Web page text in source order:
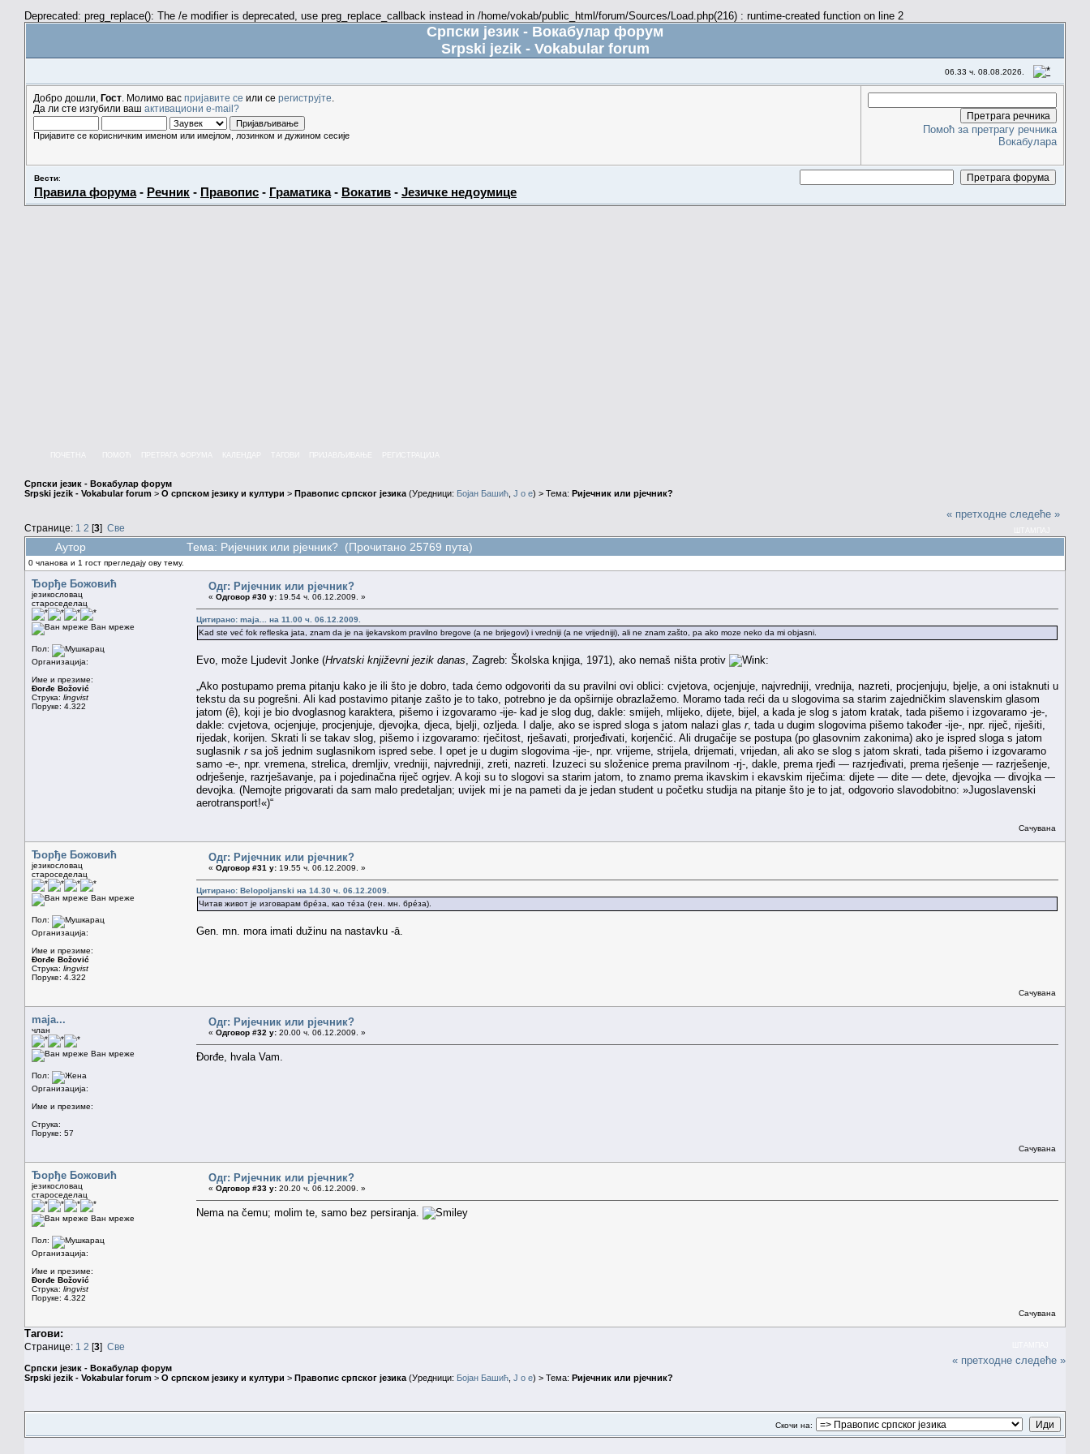
Deprecated: preg_replace(): The /e modifier is deprecated, use preg_replace_callback instead in /home/vokab/public_html/forum/Sources/Load.php(216) : runtime-created function on line 2
Српски језик - Вокабулар форум
Srpski jezik - Vokabular forum
06.33 ч. 08.08.2026.
Добро дошли, Гост . Молимо вас пријавите се или се региструјте
Да ли сте изгубили ваш активациони e-mail?
Пријавите се корисничким именом или имејлом, лозинком и дужином сесије
Помоћ за претрагу речника
Вокабулара
Вести:
Правила форума- Речник - Правопис - Граматика- Вокатив - Језичке недоумице
КАЛЕНДАР
Српски језик - Вокабулар форум
Srpski jezik - Vokabular forum > О српском језику и култури > Правопис српског језика (Уредници: Бојан Башић J o e) > Тема: Ријечник или рјечник?
Странице: 1 2 [3] Све
« претходне следеће »
Аутор Тема: Ријечник или рјечник? (Прочитано 25769 пута)
0 чланова и 1 гост прегледају ову тему.
Ђорђе Божовић
језикословац
староседелац
Ван мреже
Пол:
Организација:
Име и презиме:
Đorđe Božović
Струка: lingvist
Поруке: 4.322
Одг: Ријечник или рјечник?
« Одговор #30 у: 19.54 ч. 06.12.2009. »
Цитирано: maja... на 11.00 ч. 06.12.2009.
Kad ste već fok refleska jata, znam da je na ijekavskom pravilno bregove (a ne brijegovi) i vredniji (a ne vrijedniji), ali ne znam zašto, pa ako moze neko da mi objasni.
Evo, može Ljudevit Jonke (Hrvatski književni jezik danas , Zagreb: Školska knjiga, 1971), ako nemaš ništa protiv :
„Ako postupamo prema pitanju kako je ili što je dobro, tada ćemo odgovoriti da su pravilni ovi oblici: cvjetova, ocjenjuje, najvredniji, vrednija, nazreti, procjenjuju, bjelje, a oni istaknuti u
tekstu da su pogrešni. Ali kad postavimo pitanje zašto je to tako, potrebno je da opširnije obrazlažemo. Moramo tada reći da u slogovima sa starim zajedničkim slavenskim glasom
jatom (ê), koji je bio dvoglasnog karaktera, pišemo i izgovaramo -ije- kad je slog dug, dakle: smijeh, mlijeko, dijete, bijel, a kada je slog s jatom kratak, tada pišemo i izgovaramo -je-,
dakle: cvjetova, ocjenjuje, procjenjuje, djevojka, djeca, bjelji, ozljeda. I dalje, ako se ispred sloga s jatom nalazi glas r, tada u dugim slogovima pišemo također -ije-, npr. riječ, riješiti,
rijedak, korijen. Skrati li se takav slog, pišemo i izgovaramo: rječitost, rješavati, prorjeđivati, korjenčić. Ali drugačije se postupa (po glasovnim zakonima) ako je ispred sloga s jatom
suglasnik rsa još jednim suglasnikom ispred sebe. I opet je u dugim slogovima -ije-, npr. vrijeme, strijela, drijemati, vrijedan, ali ako se slog s jatom skrati, tada pišemo i izgovaramo
samo -e-, npr. vremena, strelica, dremljiv, vredniji, najvredniji, zreti, nazreti. Izuzeci su složenice prema pravilnom -rj-, dakle, prema rjeđi — razrjeđivati, prema rješenje — razrješenje,
odrješenje, razrješavanje, pa i pojedinačna riječ ogrjev. A koji su to slogovi sa starim jatom, to znamo prema ikavskim i ekavskim riječima: dijete — dite — dete, djevojka — divojka —
devojka. (Nemojte prigovarati da sam malo predetaljan; uvijek mi je na pameti da je jedan student u početku studija na pitanje što je to jat, odgovorio slavodobitno: »Jugoslavenski
aerotransport!«)“
Сачувана
Ђорђе Божовић
језикословац
староседелац
Ван мреже
Пол:
Организација:
Име и презиме:
Đorđe Božović
Струка: lingvist
Поруке: 4.322
Одг: Ријечник или рјечник?
« Одговор #31 у: 19.55 ч. 06.12.2009. »
Цитирано: Belopoljanski на 14.30 ч. 06.12.2009.
Читав живот је изговарам брéза, као тéза (ген. мн. брéза).
Gen. mn. mora imati dužinu na nastavku -ā.
Сачувана
maja...
члан
Ван мреже
Пол:
Организација:
Име и презиме:
Струка:
Поруке: 57
Одг: Ријечник или рјечник?
« Одговор #32 у: 20.00 ч. 06.12.2009. »
Đorđe, hvala Vam.
Сачувана
Ђорђе Божовић
језикословац
староседелац
Ван мреже
Пол:
Организација:
Име и презиме:
Đorđe Božović
Струка: lingvist
Поруке: 4.322
Одг: Ријечник или рјечник?
« Одговор #33 у: 20.20 ч. 06.12.2009. »
Nema na čemu; molim te, samo bez persiranja.
Сачувана
Тагови:
Странице: 1 2 [3] Све
Српски језик - Вокабулар форум
Srpski jezik - Vokabular forum > О српском језику и култури > Правопис српског језика (Уредници: Бојан Башић J o e) > Тема: Ријечник или рјечник?
« претходне следеће »
Скочи на: